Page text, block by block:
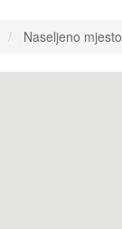
Naseljeno mjesto